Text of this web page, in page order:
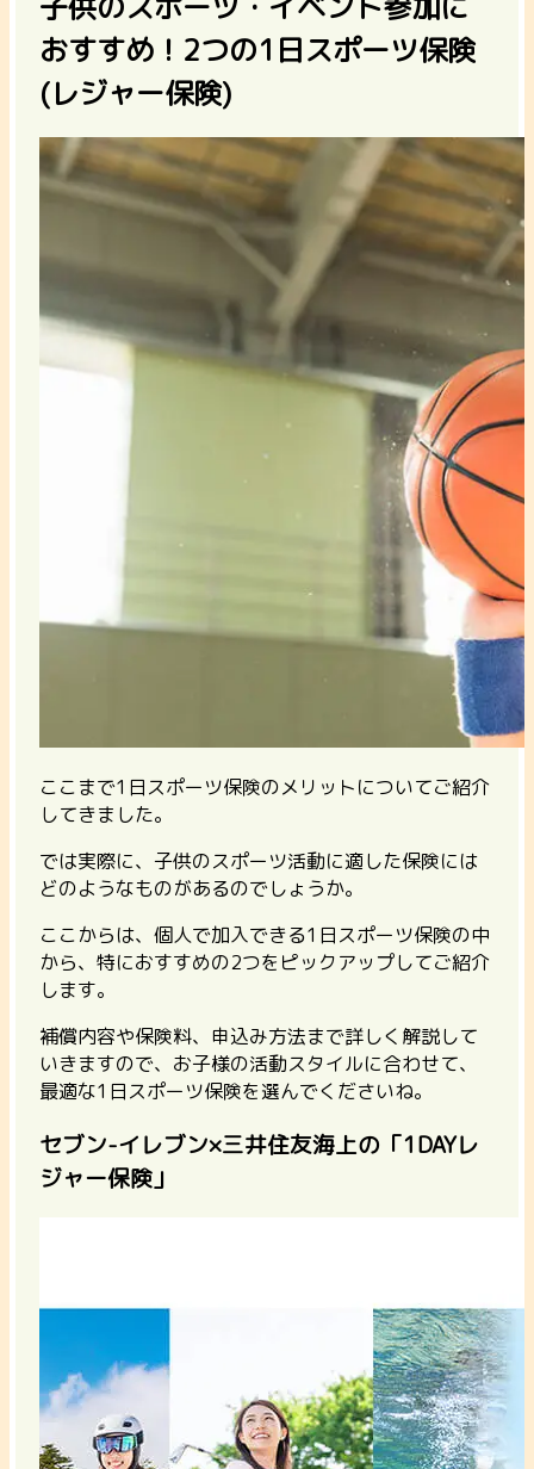
おすすめ！2つの1日スポーツ保険
(レジャー保険)
ここまで1日スポーツ保険のメリットについてご紹介
してきました。
では実際に、子供のスポーツ活動に適した保険には
どのようなものがあるのでしょうか。
ここからは、個人で加入できる1日スポーツ保険の中
から、特におすすめの2つをピックアップしてご紹介
します。
補償内容や保険料、申込み方法まで詳しく解説して
いきますので、お子様の活動スタイルに合わせて、
最適な1日スポーツ保険を選んでくださいね。
セブン-イレブン×三井住友海上の「1DAYレ
ジャー保険」